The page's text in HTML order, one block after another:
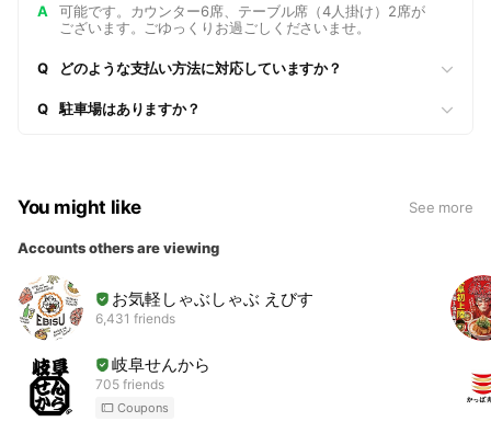
A
可能です。カウンター6席、テーブル席（4人掛け）2席が
ございます。ごゆっくりお過ごしくださいませ。
Q どのような支払い方法に対応していますか？
Q 駐車場はありますか？
You might like See more
Accounts others are viewing
お気軽しゃぶしゃぶ えびす
6,431 friends
岐阜せんから
705 friends
Coupons